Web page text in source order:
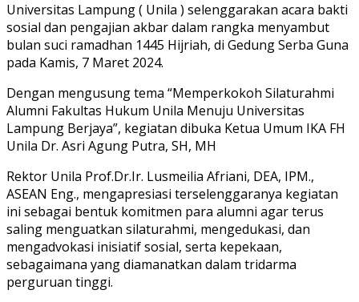
Universitas Lampung ( Unila ) selenggarakan acara bakti
sosial dan pengajian akbar dalam rangka menyambut
bulan suci ramadhan 1445 Hijriah, di Gedung Serba Guna
pada Kamis, 7 Maret 2024.
Dengan mengusung tema “Memperkokoh Silaturahmi
Alumni Fakultas Hukum Unila Menuju Universitas
Lampung Berjaya”, kegiatan dibuka Ketua Umum IKA FH
Unila Dr. Asri Agung Putra, SH, MH
Rektor Unila Prof.Dr.Ir. Lusmeilia Afriani, DEA, IPM.,
ASEAN Eng., mengapresiasi terselenggaranya kegiatan
ini sebagai bentuk komitmen para alumni agar terus
saling menguatkan silaturahmi, mengedukasi, dan
mengadvokasi inisiatif sosial, serta kepekaan,
sebagaimana yang diamanatkan dalam tridarma
perguruan tinggi.